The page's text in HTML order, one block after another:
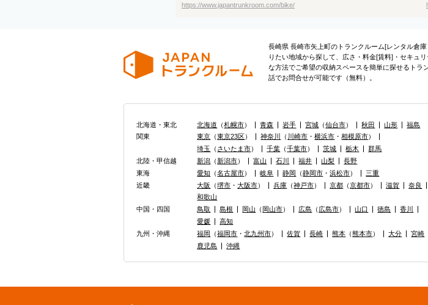
https://www.japantrunkroom.com/bike/
長崎県 長崎市矢上町のトランクルーム[レンタル倉
りたい地域から探して、広さ・料金[賃料]・セキュ
な方法でご希望の収納スペースを簡単に探せるトラ
話でお問合せが可能です（無料）。
北海道・東北 北海道 （札幌市） 青森 岩手 宮城 （仙台市） 秋田 山形
福島
関東
東京 （東京23区 ） 神奈川 （ 川崎市 ・横浜市 ・相模原市）
埼玉
（さいたま市） 千葉 （千葉市） 茨城 栃木
群馬
北陸・甲信越
新潟 （新潟市） 富山 石川 福井 山梨
長野
東海
愛知 （名古屋市） 岐阜 静岡 （静岡市 ・浜松市）
三重
近畿
大阪 （堺市 ・大阪市） 兵庫 （神戸市） 京都 （京都市） 滋賀
奈良
和歌山
中国・四国
鳥取 島根 岡山 （ 岡山市） 広島 （広島市） 山口 徳島
香川
愛媛
高知
九州・沖縄
福岡 （福岡市 ・北九州市） 佐賀 長崎 熊本 （熊本市） 大分
宮崎
鹿児島
沖縄